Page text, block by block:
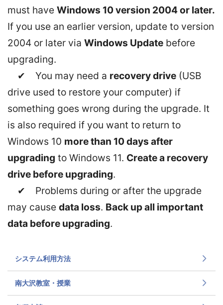
must have Windows 10 version 2004 or later.
If you use an earlier version, update to version
2004 or later via Windows Update before
upgrading.
✔ You may need a recovery drive (USB
drive used to restore your computer) if
something goes wrong during the upgrade. It
is also required if you want to return to
Windows 10 more than 10 days after
upgrading to Windows 11. Create a recovery
drive before upgrading.
✔ Problems during or after the upgrade
may cause data loss. Back up all important
data before upgrading.
システム利用方法
南大沢教室・授業